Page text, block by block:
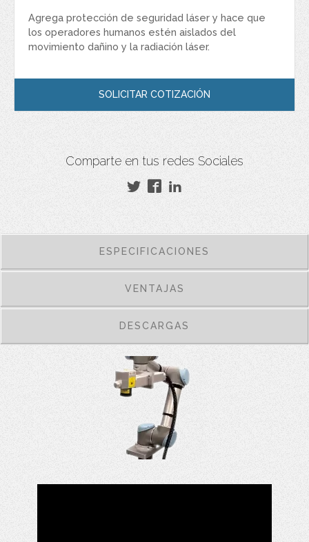
Agrega protección de seguridad láser y hace que
los operadores humanos estén aislados del
movimiento dañino y la radiación láser.
SOLICITAR COTIZACIÓN
Comparte en tus redes Sociales
ESPECIFICACIONES
VENTAJAS
DESCARGAS